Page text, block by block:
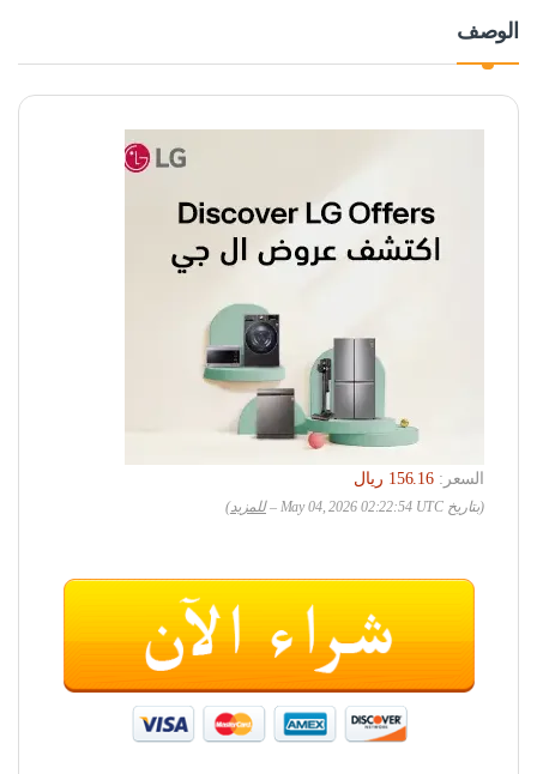
الوصف
السعر:
‏156.16 ريال
(بتاريخ May 04, 2026 02:22:54 UTC – للمزيد)